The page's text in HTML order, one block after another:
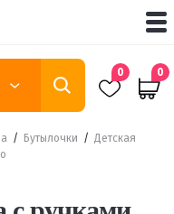
0 0
/ Бутылочки / Детская